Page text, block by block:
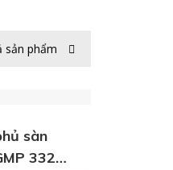
sản phẩm
sàn
332